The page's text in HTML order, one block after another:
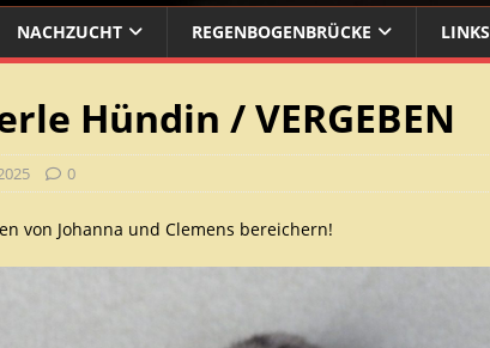
NACHZUCHT REGENBOGENBRÜCKE LINKS
Hündin / VERGEBEN
0
von Johanna und Clemens bereichern!